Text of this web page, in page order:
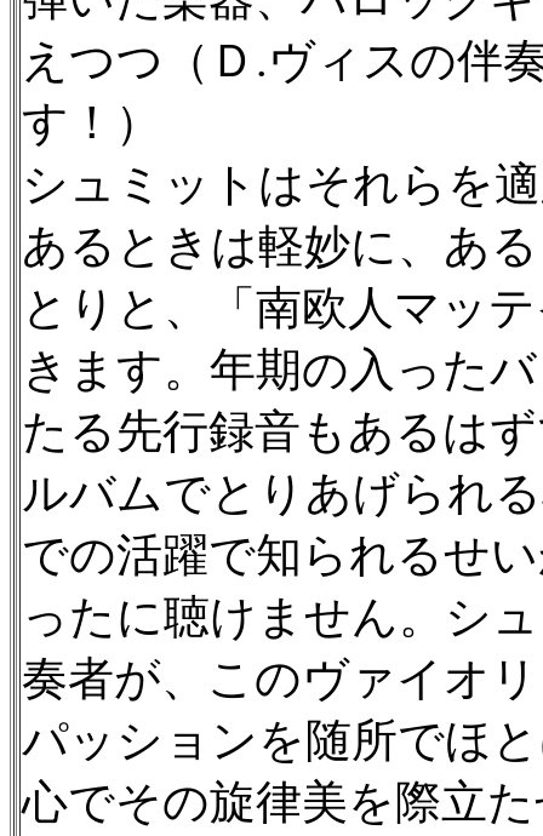
えつつ（Ｄ.ヴィスの伴
す！）
シュミットはそれらを
あるときは軽妙に、あ
とりと、「南欧人マッ
きます。年期の入った
たる先行録音もあるは
ルバムでとりあげられ
での活躍で知られるせ
ったに聴けません。シ
奏者が、このヴァイオ
パッションを随所でほ
心でその旋律美を際立